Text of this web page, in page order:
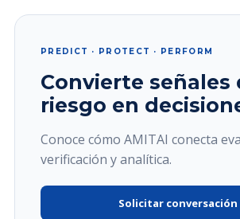
PREDICT · PROTECT · PERFORM
Convierte señales
riesgo en
Conoce cómo AMITAI conecta
verificación y analítica.
Solicitar conversación